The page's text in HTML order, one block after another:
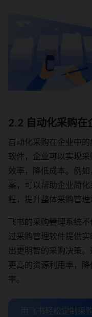
2.2 自动化采购在
自动化采购在企业中
软件，企业可以实现
效率，降低成本。例
案，可以帮助企业简
程，提升整体采购管理
飞书的采购管理系统
过采购管理软件提供
出更明智的采购决策
更高的资源利用率，
率。
用飞书轻松定制采